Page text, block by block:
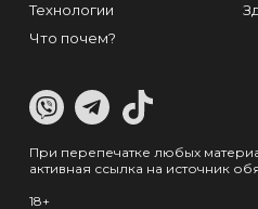
Технологии
Что почем?
При перепечатке любых
активная ссылка на источник
18+